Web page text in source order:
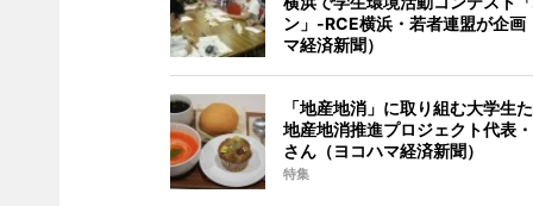
ン」-RCE横浜・若者連盟が企画
マ経済新聞）
「地産地消」に取り組む大学生
地産地消推進プロジェクト代表
さん（ヨコハマ経済新聞）
特集